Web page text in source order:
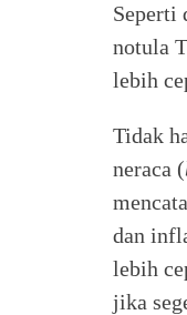
Seperti
notula
lebih
Tidak
neraca (
dan
lebih
jika